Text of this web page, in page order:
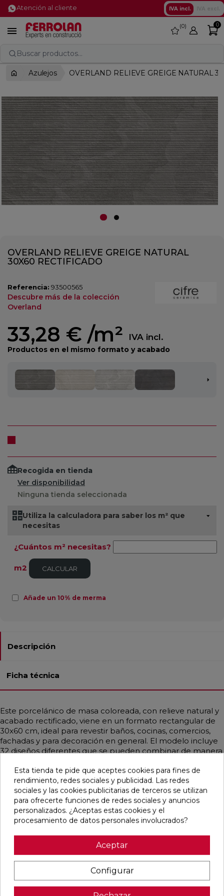
Atención al cliente IVA incl.
 favorite
0 0
Buscar productos...
Azulejos OVERLAND RELIEVE GREIGE NATURAL
OVERLAND RELIEVE GREIGE NATURAL
30X60 RECTIFICADO
Referencia: 93500565
Descubre más de la colección
Overland
33,28 € /m² IVA incl.
Productos en el mismo formato y acabado
Recogida en tienda
Ver disponibilidad
Ninguna tienda seleccionada
Utiliza la calculadora para saber los m² que
necesitas
¿Cuántos m² necesitas?
m2 CALCULAR
Añade un 10% de merma
Descripción
Ficha técnica
Este porcelánico de masa coloreada, con relieve natural y
acabado rectificado, viene en un formato rectangular de
30x60 cm, ideal para revestir baños, cocinas, comercios,
fachadas y para decoración en general. El modelo incluye
32 diseños diferentes que se pueden combinar de manera
industrial y nórdico, emula la piedra en un elegante color
gris perla.
Pensamos que te puede interesar
favorite favorite favorite favorite
Esta tienda te pide que aceptes cookies para fines de
rendimiento, redes sociales y publicidad. Las redes
sociales y las cookies publicitarias de terceros se utilizan
para ofrecerte funciones de redes sociales y anuncios
personalizados. ¿Aceptas estas cookies y el
procesamiento de datos personales involucrados?
Aceptar
Configurar